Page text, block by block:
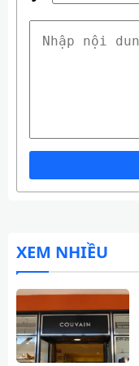
XEM NHIỀU